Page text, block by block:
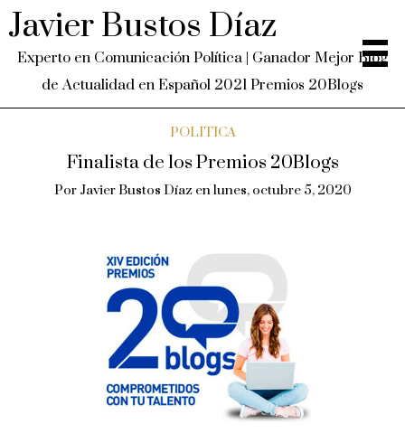
Javier Bustos Díaz
Experto en Comunicación Política | Ganador Mejor Blog
de Actualidad en Español 2021 Premios 20Blogs
POLÍTICA
Finalista de los Premios 20Blogs
Por Javier Bustos Díaz enlunes, octubre 5, 2020